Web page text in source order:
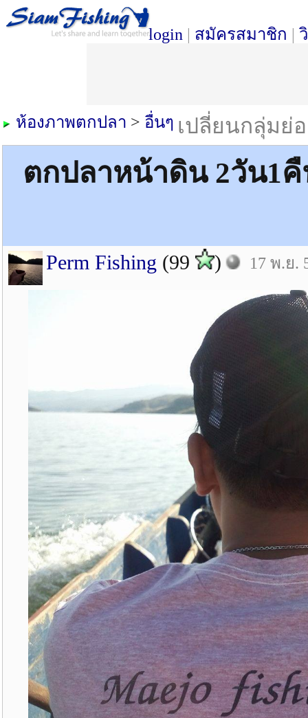
login | สมัครสมาชิก |
เปลี่ยนกลุ่มย่
ห้องภาพตกปลา > อื่นๆ
ตกปลาหน้าดิน 2วัน1
Perm Fishing (99 ) 17 พ.ย.